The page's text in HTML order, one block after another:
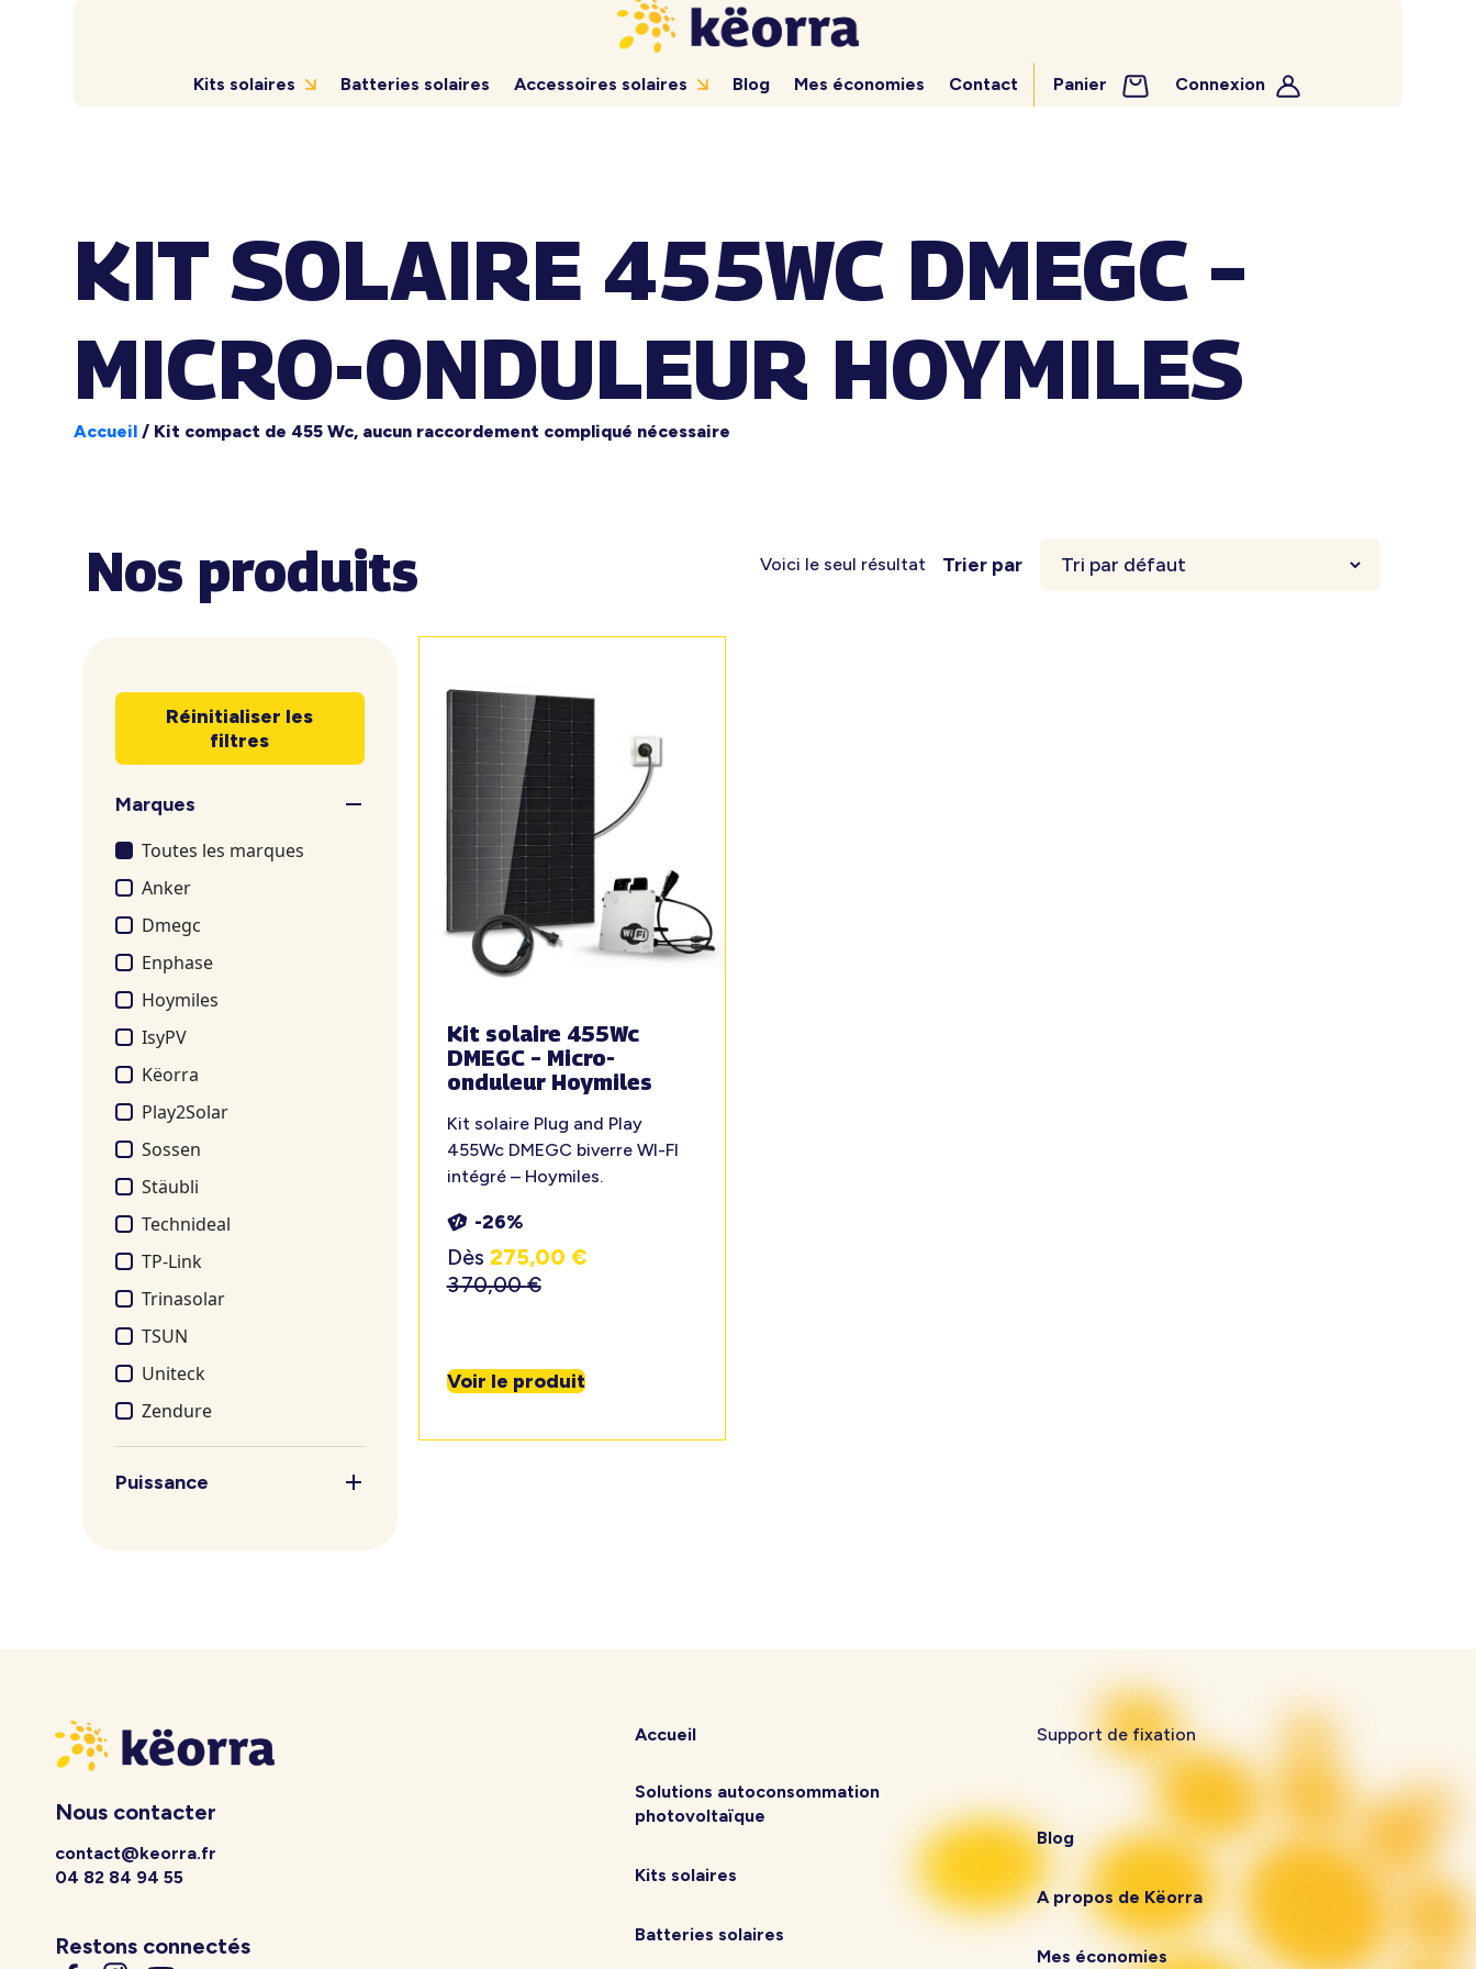
Kits solaires Batteries solaires Accessoires solaires Blog Mes économies Contact Panier Connexion
KIT SOLAIRE 455WC DMEGC –
MICRO-ONDULEUR HOYMILES
Accueil / Kit compact de 455 Wc, aucun raccordement compliqué nécessaire
Nos produits Voici le seul résultat Trier par
Réinitialiser les
filtres
Marques
Toutes les marques
Anker
Dmegc
Enphase
Hoymiles
IsyPV
Këorra
Play2Solar
Sossen
Stäubli
Technideal
TP-Link
Trinasolar
TSUN
Uniteck
Zendure
Puissance
Kit solaire 455Wc
DMEGC – Micro-
onduleur Hoymiles
Kit solaire Plug and Play
455Wc DMEGC biverre WI-FI
intégré – Hoymiles.
-26%
Dès 275,00 €
370,00€
Voir le produit
Nous contacter
contact@keorra.fr
04 82 84 94 55
Restons connectés
Accueil
Solutions autoconsommation
photovoltaïque
Kits solaires
Batteries solaires
Support de fixation
Blog
A propos de Këorra
Mes économies